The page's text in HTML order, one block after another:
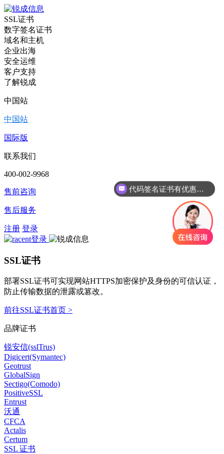
SSL证书
数字签名证书
域名和主机
企业出海
安全运维
客户支持
了解锐成
中国站
中国站
国际版
联系我们
400-002-9968
售前咨询
售后服务
注册 登录
SSL证书
部署SSL证书可实现网站HTTPS加密保护及身份的可信认证，
防止传输数据的泄露或篡改。
前往SSL证书首页 >
品牌证书
锐安信(sslTrus)
Digicert(Symantec)
Geotrust
GlobalSign
Sectigo(Comodo)
PositiveSSL
Entrust
沃通
CFCA
Actalis
Certum
SSL 证书
代码签名证书有优惠吗？